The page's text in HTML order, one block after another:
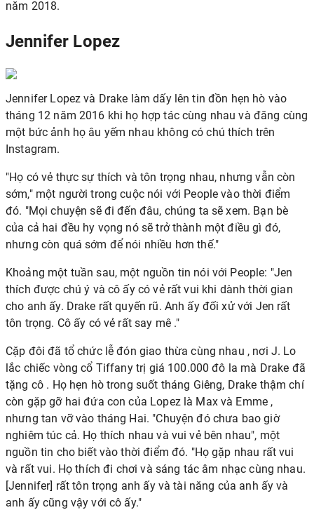
năm 2018.
Jennifer Lopez
Jennifer Lopez và Drake làm dấy lên tin đồn hẹn hò vào
tháng 12 năm 2016 khi họ hợp tác cùng nhau và đăng cùng
một bức ảnh họ âu yếm nhau không có chú thích trên
Instagram.
"Họ có vẻ thực sự thích và tôn trọng nhau, nhưng vẫn còn
sớm," một người trong cuộc nói với People vào thời điểm
đó. "Mọi chuyện sẽ đi đến đâu, chúng ta sẽ xem. Bạn bè
của cả hai đều hy vọng nó sẽ trở thành một điều gì đó,
nhưng còn quá sớm để nói nhiều hơn thế."
Khoảng một tuần sau, một nguồn tin nói với People: "Jen
thích được chú ý và cô ấy có vẻ rất vui khi dành thời gian
cho anh ấy. Drake rất quyến rũ. Anh ấy đối xử với Jen rất
tôn trọng. Cô ấy có vẻ rất say mê."
Cặp đôiđã tổ chức lễ đón giao thừa cùng nhau , nơi J. Lo
lắc chiếc vòng cổ Tiffany trị giá 100.000 đô la mà Drake đã
tặng cô . Họ hẹn hò trong suốt tháng Giêng, Drake thậm chí
còn gặp gỡ hai đứa con của Lopez là Max và Emme ,
nhưng tan vỡ vào tháng Hai. "Chuyện đó chưa bao giờ
nghiêm túc cả. Họ thích nhau và vui vẻ bên nhau", một
nguồn tin cho biết vào thời điểm đó. "Họ gặp nhau rất vui
và rất vui. Họ thích đi chơi và sáng tác âm nhạc cùng nhau.
[Jennifer] rất tôn trọng anh ấy và tài năng của anh ấy và
anh ấy cũng vậy với cô ấy."